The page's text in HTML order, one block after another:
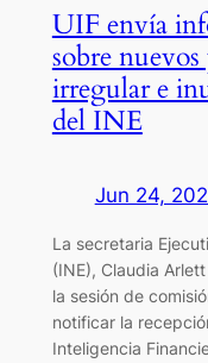
UIF envía
sobre
irregular e
del INE
Jun 24,
La secretaria
(INE), Claudia
la sesión de
notificar la
Inteligencia